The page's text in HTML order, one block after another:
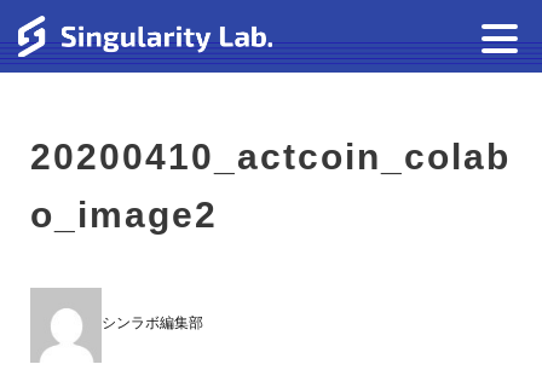
20200410_actcoin_colab
o_image2
シンラボ編集部